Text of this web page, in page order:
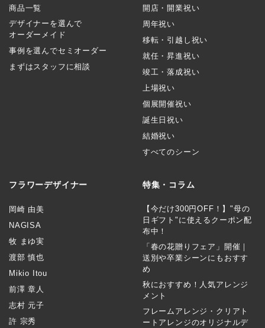
商品一覧
デザイナーを選んで
オーダーメイド
事例を選んでセミオーダー
まずはスタッフに相談
開店・開業祝い
周年祝い
移転・引越し祝い
就任・昇進祝い
竣工・落成祝い
上場祝い
個展開催祝い
誕生日祝い
結婚祝い
すべてのシーン
フラワーデザイナー
岡崎 由美
NAGISA
牧 まゆ実
渡部 慎也
Mikio Itou
前澤 章人
志村 元子
許 宗秀
特集・コラム
【今だけ300円OFF！】"母の
日ギフト"に使えるクーポン配
布中！
「春の花贈りフェア」開催｜
送別や卒業シーンにもおすす
め
秋におすすめ！人気アレンジ
メント
フレームアレンジ・クリアト
ートアレンジのオリジナルデ